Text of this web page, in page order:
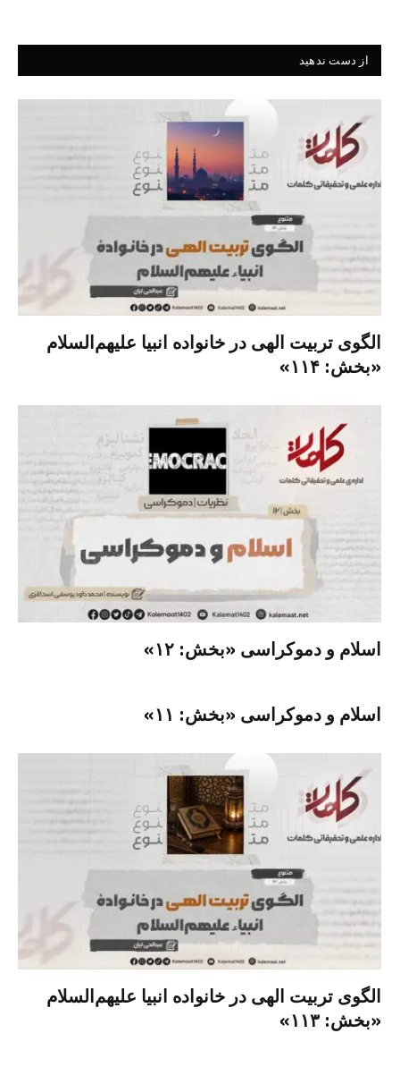
از دست ندهید
الگوی تربیت الهی در خانواده انبیا‌‌ علیهم‌السلام
«بخش: ۱۱۴»
اسلام و دموکراسی «بخش: ۱۲»
اسلام و دموکراسی «بخش: ۱۱»
الگوی تربیت الهی در خانواده انبیا‌‌ علیهم‌السلام
«بخش: ۱۱۳»